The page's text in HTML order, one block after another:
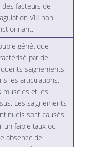
des facteurs de
VIII non
génétique
par de
saignements
les articulations,
muscles et les
Les saignements
sont causés
un faible taux ou
absence de